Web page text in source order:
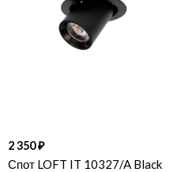
2 350
Спот LOFT IT 10327/A Black